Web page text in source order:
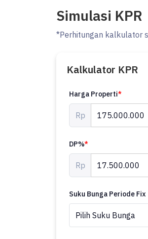
Simulasi KPR
*Perhitungan kalkulator
Kalkulator KPR
Harga Properti*
Rp
DP%*
Rp
Suku Bunga Periode Fix